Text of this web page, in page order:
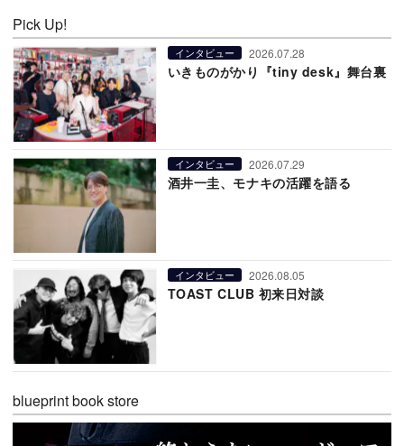
Pick Up!
インタビュー 2026.07.28
いきものがかり『tiny desk』舞台裏
インタビュー 2026.07.29
酒井一圭、モナキの活躍を語る
インタビュー 2026.08.05
TOAST CLUB 初来日対談
blueprint book store